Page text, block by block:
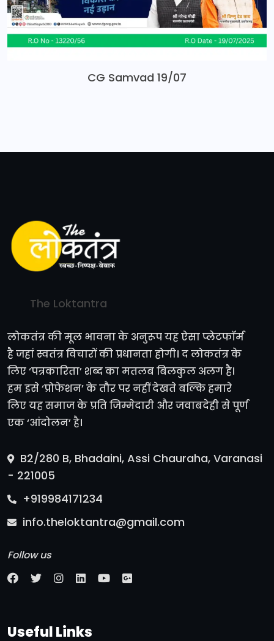
CG Samvad 19/07
The Loktantra
लोकतंत्र की मूल भावना के अनुरूप यह ऐसा प्लेटफॉर्म
है जहां स्वतंत्र विचारों की प्रधानता होगी। द लोकतंत्र के
लिए ‘पत्रकारिता’ शब्द का मतलब बिलकुल अलग है।
हम इसे ‘प्रोफेशन’ के तौर पर नहीं देखते बल्कि हमारे
लिए यह समाज के प्रति जिम्मेदारी और जवाबदेही से पूर्ण
एक ‘आंदोलन’ है।
B2/280 B, Bhadaini, Assi Chauraha, Varanasi
- 221005
+919984171234
info.theloktantra@gmail.com
Follow us
Useful Links